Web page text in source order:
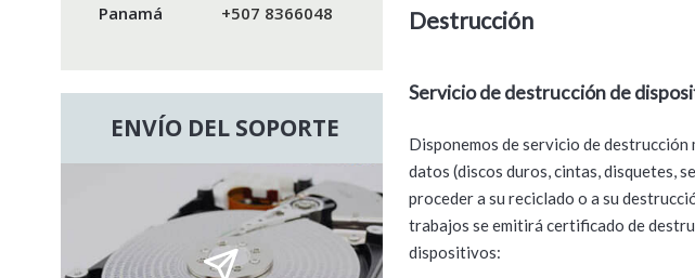
Destrucción
Servicio de destrucción de
Disponemos de servicio de
datos (discos duros, cintas, disquetes,
proceder a su reciclado o a su
trabajos se emitirá certificado de
dispositivos:
Panamá
+507 8366048
ENVÍO DEL SOPORTE